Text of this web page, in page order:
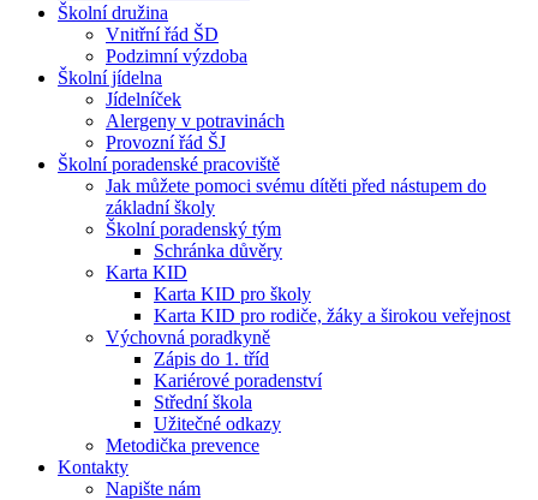
Školní družina
Vnitřní řád ŠD
Podzimní výzdoba
Školní jídelna
Jídelníček
Alergeny v potravinách
Provozní řád ŠJ
Školní poradenské pracoviště
Jak můžete pomoci svému dítěti před nástupem do
základní školy
Školní poradenský tým
Schránka důvěry
Karta KID
Karta KID pro školy
Karta KID pro rodiče, žáky a širokou veřejnost
Výchovná poradkyně
Zápis do 1. tříd
Kariérové poradenství
Střední škola
Užitečné odkazy
Metodička prevence
Kontakty
Napište nám